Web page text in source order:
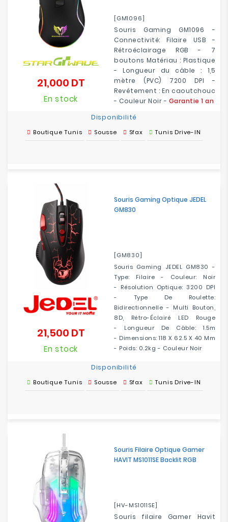
[GM1096]
Souris Gaming GM1096 -
Connectivité: Filaire USB -
Rétroéclairage RGB - 7
boutons Matériau : Plastique
- Longueur du câble : 1,5
mètre (PVC) 7200 DPI -
Revêtement : En caoutchouc
- Couleur Noir - Garantie 1 an
21,000 DTPrix
En stock
Disponibilité
Boutique Tunis Sousse Sfax Tunis Drive-IN
Souris Gaming Optique JEDEL
GM830
[GM830]
Souris Gaming JEDEL GM830 -
Type: Filaire - Couleur: Noir
- Résolution Optique: 3200 DPI
- Type De Roulette:
Bidirectionnelle - Multi Bouton,
8D, Rétro-Éclairé LED Rouge
- Longueur De Câble: 1.5m
- Dimensions: 118 X 62.5 X 40 Mm
- Poids: 0.2kg - Couleur Noir
21,500 DTPrix
En stock
Disponibilité
Boutique Tunis Sousse Sfax Tunis Drive-IN
Souris Filaire Optique Gamer
HAVIT MS1011SE Backlit RGB
[HV-MS1011SE]
Souris filaire Gamer Havit